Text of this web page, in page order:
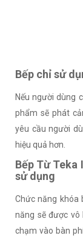
Bếp chỉ sử
Nếu người dùng
phẩm sẽ phát
yêu cầu người
hiệu quả hơn.
Bếp Từ Teka
sử dụng
Chức năng khóa
năng sẽ được
chạm vào bàn